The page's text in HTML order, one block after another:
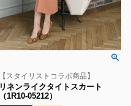
【スタイリストコラボ商品】
リネンライクタイトスカート
（1R10-05212）